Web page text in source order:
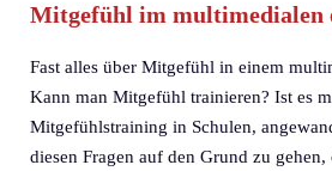
Mitgefühl im multimedialen
Fast alles über Mitgefühl in einem
Kann man Mitgefühl trainieren? Ist es
Mitgefühlstraining in Schulen,
diesen Fragen auf den Grund zu gehen,